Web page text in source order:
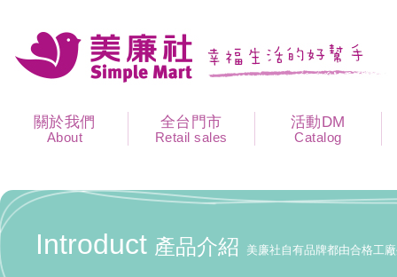
關於我們
About
全台門市
Retail sales
活動DM
Catalog
Introduct 產品介紹 美廉社自有品牌都由合格工